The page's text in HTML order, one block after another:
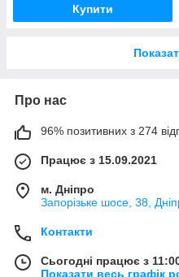
Купити
Про нас
96% позитивних з 274
Працює з 15.09.2021
м. Дніпро
Запорізьке шосе, 38,
Контакти
Сьогодні працює з
Показати весь графік